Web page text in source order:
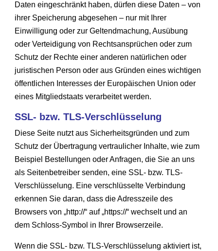
Daten eingeschränkt haben, dürfen diese Daten – von
ihrer Speicherung abgesehen – nur mit Ihrer
Einwilligung oder zur Geltendmachung, Ausübung
oder Verteidigung von Rechtsansprüchen oder zum
Schutz der Rechte einer anderen natürlichen oder
juristischen Person oder aus Gründen eines wichtigen
öffentlichen Interesses der Europäischen Union oder
eines Mitgliedstaats verarbeitet werden.
SSL- bzw. TLS-Verschlüsselung
Diese Seite nutzt aus Sicherheitsgründen und zum
Schutz der Übertragung vertraulicher Inhalte, wie zum
Beispiel Bestellungen oder Anfragen, die Sie an uns
als Seitenbetreiber senden, eine SSL- bzw. TLS-
Verschlüsselung. Eine verschlüsselte Verbindung
erkennen Sie daran, dass die Adresszeile des
Browsers von „http://“ auf „https://“ wechselt und an
dem Schloss-Symbol in Ihrer Browserzeile.
Wenn die SSL- bzw. TLS-Verschlüsselung aktiviert ist,